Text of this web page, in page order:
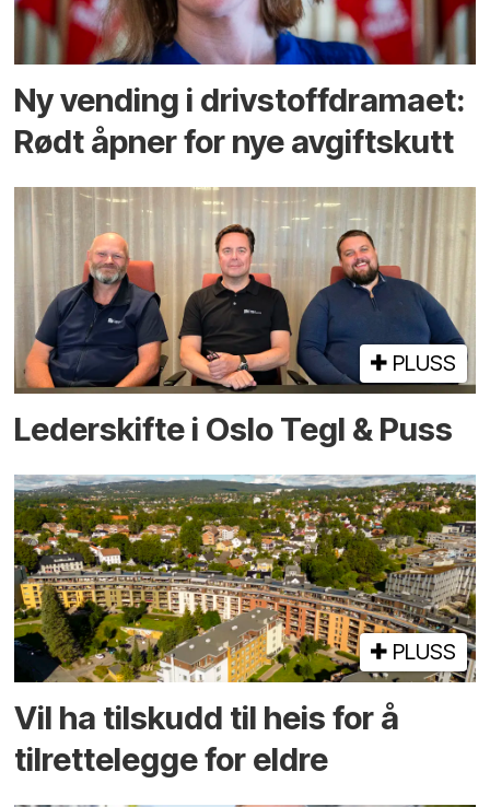
Ny vending i drivstoffdramaet:
Rødt åpner for nye avgiftskutt
PLUSS
Lederskifte i Oslo Tegl & Puss
PLUSS
Vil ha tilskudd til heis for å
tilrettelegge for eldre